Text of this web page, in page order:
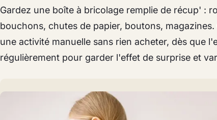
Gardez une boîte à bricolage remplie de récup' :
bouchons, chutes de papier, boutons,
une activité manuelle sans rien acheter, dès que
régulièrement pour garder l'effet de surprise et